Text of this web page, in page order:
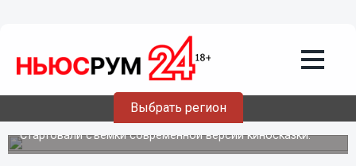
Выбрать регион
12.12.202421:18
Нижегородца Артема Быстрова
снимают в новом «Морозко»
Стартовали съемки современной версии киносказки.